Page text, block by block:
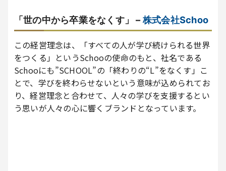
「世の中から卒業をなくす」 –株式会社Schoo
この経営理念は、「すべての人が学び続けられる世界
をつくる」というSchooの使命のもと、社名である
Schooにも”SCHOOL”の「終わりの“L”をなくす」こ
とで、学びを終わらせないという意味が込められてお
り、経営理念と合わせて、人々の学びを支援するとい
う思いが人々の心に響くブランドとなっています。